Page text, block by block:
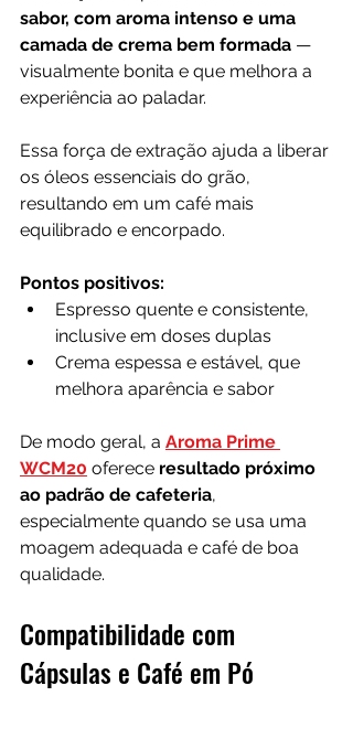
sabor, com aroma intenso e uma
camada de crema bem formada —
visualmente bonita e que melhora a
experiência ao paladar.
Essa força de extração ajuda a liberar
os óleos essenciais do grão,
resultando em um café mais
equilibrado e encorpado.
Pontos positivos:
Espresso quente e consistente,
inclusive em doses duplas
Crema espessa e estável, que
melhora aparência e sabor
De modo geral, a Aroma Prime
WCM20 oferece resultado próximo
ao padrão de cafeteria,
especialmente quando se usa uma
moagem adequada e café de boa
qualidade.
Compatibilidade com
Cápsulas e Café em Pó